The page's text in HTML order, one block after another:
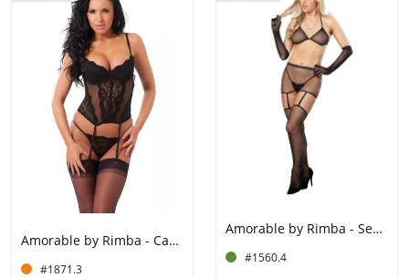
Amorable by Rimba - Camisole met G-string en Kousen - Zwart
#1871.3
Amorable by Rimba - Sexy Visnetset met Strass - Zwart
#1560.4